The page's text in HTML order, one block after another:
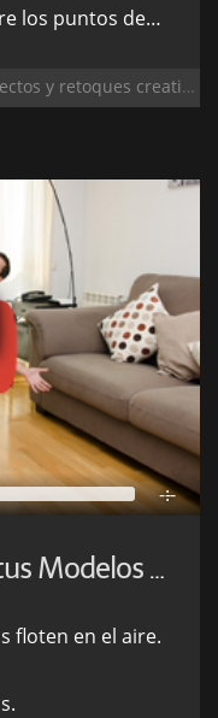
destacados.
y retoques creativos
-:--
Cómo Hacer Levitar a tus Modelos con Photoshop
floten en el aire.